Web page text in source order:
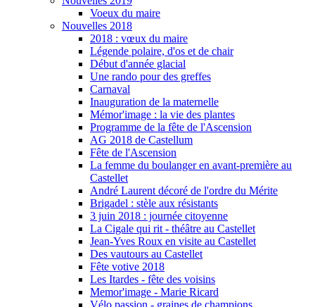
Voeux du maire
Nouvelles 2018
2018 : vœux du maire
Légende polaire, d'os et de chair
Début d'année glacial
Une rando pour des greffes
Carnaval
Inauguration de la maternelle
Mémor'image : la vie des plantes
Programme de la fête de l'Ascension
AG 2018 de Castellum
Fête de l'Ascension
La femme du boulanger en avant-première au
Castellet
André Laurent décoré de l'ordre du Mérite
Brigadel : stèle aux résistants
3 juin 2018 : journée citoyenne
La Cigale qui rit - théâtre au Castellet
Jean-Yves Roux en visite au Castellet
Des vautours au Castellet
Fête votive 2018
Les Itardes - fête des voisins
Memor'image - Marie Ricard
Vélo passion - graines de champions